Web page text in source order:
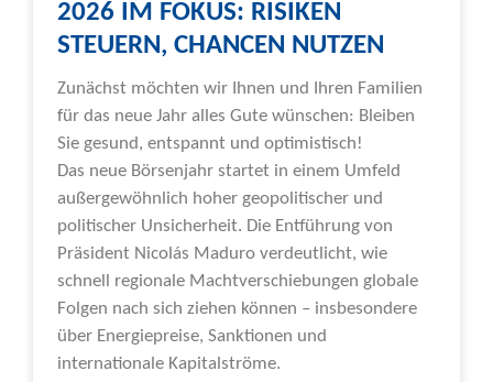
2026 IM FOKUS: RISIKEN
STEUERN, CHANCEN NUTZEN
Zunächst möchten wir Ihnen und Ihren Familien
für das neue Jahr alles Gute wünschen: Bleiben
Sie gesund, entspannt und optimistisch!
Das neue Börsenjahr startet in einem Umfeld
außergewöhnlich hoher geopolitischer und
politischer Unsicherheit. Die Entführung von
Präsident Nicolás Maduro verdeutlicht, wie
schnell regionale Machtverschiebungen globale
Folgen nach sich ziehen können – insbesondere
über Energiepreise, Sanktionen und
internationale Kapitalströme.